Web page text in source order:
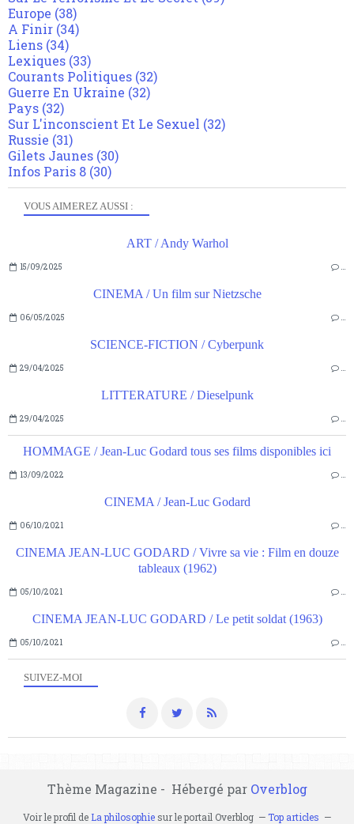
SUIVEZ-MOI
VOUS AIMEREZ AUSSI :
ART / Andy Warhol
15/09/2025 …
CINEMA / Un film sur Nietzsche
06/05/2025 …
SCIENCE-FICTION / Cyberpunk
29/04/2025 …
LITTERATURE / Dieselpunk
29/04/2025 …
HOMMAGE / Jean-Luc Godard tous ses films disponibles ici
13/09/2022 …
CINEMA / Jean-Luc Godard
06/10/2021 …
CINEMA JEAN-LUC GODARD / Vivre sa vie : Film en douze
tableaux (1962)
05/10/2021 …
CINEMA JEAN-LUC GODARD / Le petit soldat (1963)
05/10/2021 …
Europe (38)
A Finir (34)
Liens (34)
Lexiques (33)
Courants Politiques (32)
Guerre En Ukraine (32)
Pays (32)
Sur L'inconscient Et Le Sexuel (32)
Russie (31)
Gilets Jaunes (30)
Infos Paris 8 (30)
Thème Magazine - Hébergé par Overblog
Voir le profil de La philosophiesur le portail Overblog Top articles